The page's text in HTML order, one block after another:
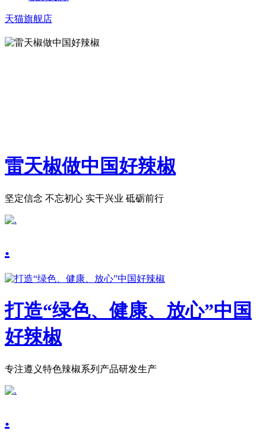
天猫旗舰店
雷天椒做中国好辣椒
坚定信念 不忘初心 实干兴业 砥砺前行
.
打造“绿色、健康、放心”中国
好辣椒
专注遵义特色辣椒系列产品研发生产
.